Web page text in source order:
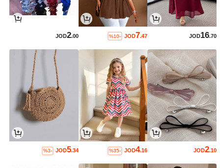
JOD16.70
JOD7.47
%10-
JOD2.00
JOD2.10
JOD4.16
%35-
JOD5.34
%3-